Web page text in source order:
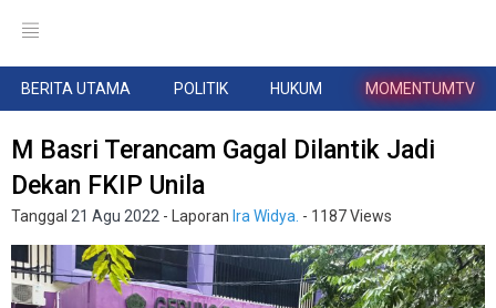
BERITA UTAMA POLITIK HUKUM MOMENTUMTV
M Basri Terancam Gagal Dilantik Jadi
Dekan FKIP Unila
Tanggal 21 Agu 2022 - Laporan Ira Widya. - 1187 Views